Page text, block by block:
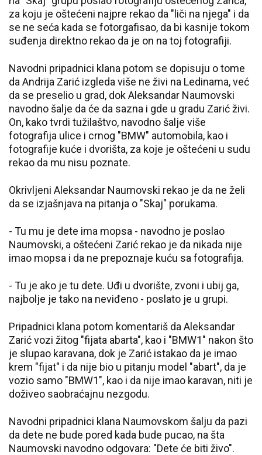
za koju je oštećeni najpre rekao da "liči na njega" i da
se ne seća kada se fotorgafisao, da bi kasnije tokom
suđenja direktno rekao da je on na toj fotografiji.
Navodni pripadnici klana potom se dopisuju o tome
da Andrija Zarić izgleda više ne živi na Ledinama, već
da se preselio u grad, dok Aleksandar Naumovski
navodno šalje da će da sazna i gde u gradu Zarić živi.
On, kako tvrdi tužilaštvo, navodno šalje više
fotografija ulice i crnog "BMW" automobila, kao i
fotografije kuće i dvorišta, za koje je oštećeni u sudu
rekao da mu nisu poznate.
Okrivljeni Aleksandar Naumovski rekao je da ne želi
da se izjašnjava na pitanja o "Skaj" porukama.
- Tu mu je dete ima mopsa - navodno je poslao
Naumovski, a oštećeni Zarić rekao je da nikada nije
imao mopsa i da ne prepoznaje kuću sa fotografija.
- Tu je ako je tu dete. Uđi u dvorište, zvoni i ubij ga,
najbolje je tako na neviđeno - poslato je u grupi.
Pripadnici klana potom komentariš da Aleksandar
Zarić vozi žitog "fijata abarta", kao i "BMW1" nakon što
je slupao karavana, dok je Zarić istakao da je imao
krem "fijat" i da nije bio u pitanju model "abart", da je
vozio samo "BMW1", kao i da nije imao karavan, niti je
doživeo saobraćajnu nezgodu.
Navodni pripadnici klana Naumovskom šalju da pazi
da dete ne bude pored kada bude pucao, na šta
Naumovski navodno odgovara: "Dete će biti živo".